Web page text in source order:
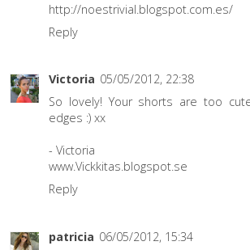
http://noestrivial.blogspot.com.es/
Reply
Victoria 05/05/2012, 22:38
So lovely! Your shorts are too
edges :) xx
- Victoria
www.Vickkitas.blogspot.se
Reply
patricia 06/05/2012, 15:34